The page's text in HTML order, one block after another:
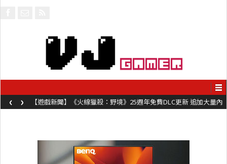
【遊戲新聞】《火線獵殺：野境》25週年免費DLC更新 追加大量內
容同時系舊作限時超平價折扣
‹ ›